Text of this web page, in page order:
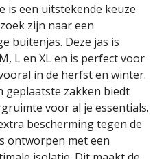
is een uitstekende keuze
zijn naar een
buitenjas. Deze jas is
L en XL en is perfect voor
in de herfst en winter.
geplaatste zakken biedt
voor al je essentials.
bescherming tegen de
ontworpen met een